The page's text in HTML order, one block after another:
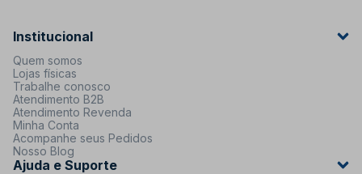
Institucional
Quem somos
Lojas físicas
Trabalhe conosco
Atendimento B2B
Atendimento Revenda
Minha Conta
Acompanhe seus Pedidos
Nosso Blog
Ajuda e Suporte